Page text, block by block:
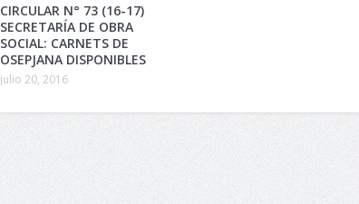
CIRCULAR N° 73 (16-17)
SECRETARÍA DE OBRA
SOCIAL: CARNETS DE
OSEPJANA DISPONIBLES
julio 20, 2016